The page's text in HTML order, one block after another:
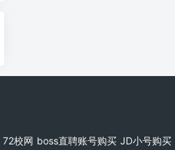
72校网 boss直聘账号购买 JD小号购买